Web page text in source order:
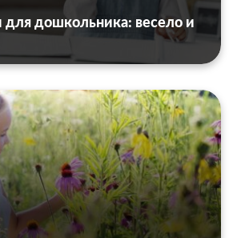
дошкольника: весело и